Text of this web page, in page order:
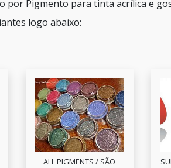
por Pigmento para tinta acrílica e
logo abaixo:
ALL PIGMENTS / SÃO